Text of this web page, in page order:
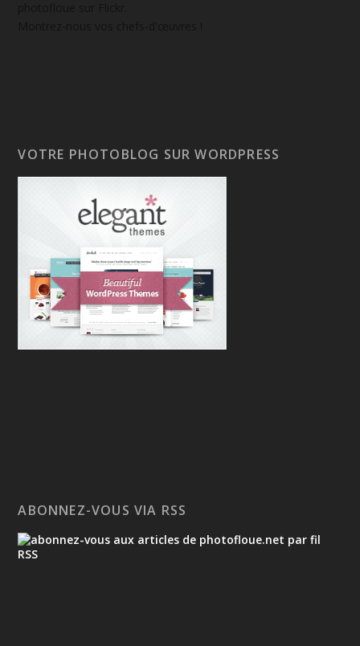
VOTRE PHOTOBLOG SUR WORDPRESS
ABONNEZ-VOUS VIA RSS